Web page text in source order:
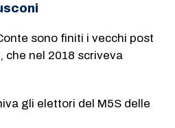
sono finiti i vecchi post
che nel 2018 scriveva
gli elettori del M5S delle